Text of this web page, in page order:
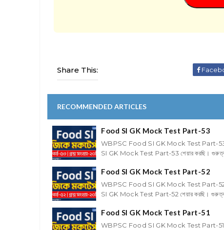
Share This:
RECOMMENDED ARTICLES
Food SI GK Mock Test Part-53
WBPSC Food SI GK Mock Test Part-
SI GK Mock Test Part-53 শেয়ার করছি।
Food SI GK Mock Test Part-52
WBPSC Food SI GK Mock Test Part-
SI GK Mock Test Part-52 শেয়ার করছি।
Food SI GK Mock Test Part-51
WBPSC Food SI GK Mock Test Part-